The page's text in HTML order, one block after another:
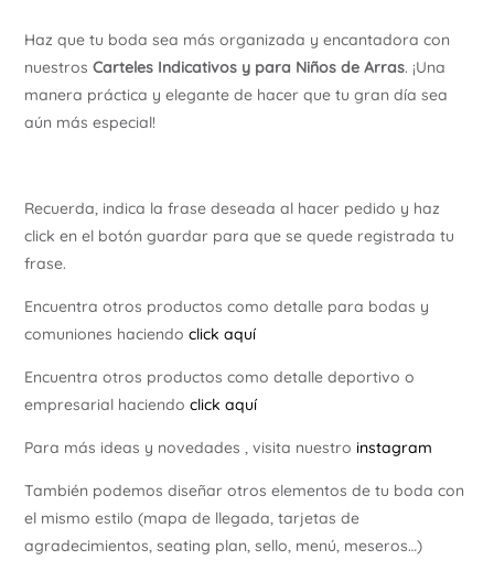
Haz que tu boda sea más organizada y encantadora con
nuestros Carteles Indicativos y para Niños de Arras. ¡Una
manera práctica y elegante de hacer que tu gran día sea
aún más especial!
Recuerda, indica la frase deseada al hacer pedido y haz
click en el botón guardar para que se quede registrada tu
frase.
Encuentra otros productos como detalle para bodas y
comuniones haciendo click aquí
Encuentra otros productos como detalle deportivo o
empresarial haciendo click aquí
Para más ideas y novedades , visita nuestro instagram
También podemos diseñar otros elementos de tu boda con
el mismo estilo (mapa de llegada, tarjetas de
agradecimientos, seating plan, sello, menú, meseros…)